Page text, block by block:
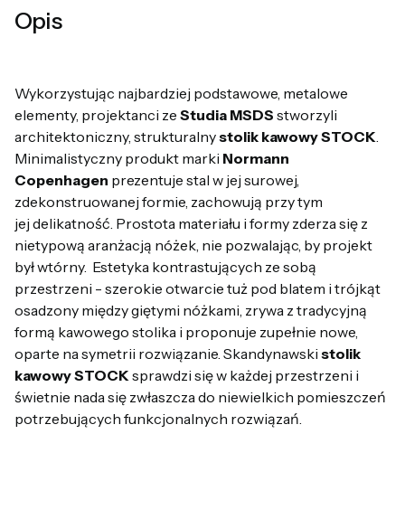
Opis
Wykorzystując najbardziej podstawowe, metalowe
elementy, projektanci ze Studia MSDS stworzyli
architektoniczny, strukturalnystolik kawowy STOCK.
Minimalistyczny produkt marki Normann
Copenhagen prezentuje stal w jej surowej,
zdekonstruowanej formie, zachowują przy tym
jej delikatność. Prostota materiału i formy zderza się z
nietypową aranżacją nóżek, nie pozwalając, by projekt
był wtórny. Estetyka kontrastujących ze sobą
przestrzeni - szerokie otwarcie tuż pod blatem i trójkąt
osadzony między giętymi nóżkami, zrywa z tradycyjną
formą kawowego stolika i proponuje zupełnie nowe,
oparte na symetrii rozwiązanie. Skandynawski stolik
kawowy STOCKsprawdzi się w każdej przestrzeni i
świetnie nada się zwłaszcza do niewielkich pomieszczeń
potrzebujących funkcjonalnych rozwiązań.